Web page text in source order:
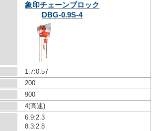
象印チェーンブロック
DBG-0.9S-4
1.7:0.57
200
900
4(高速)
6.9:2.3
8.3:2.8